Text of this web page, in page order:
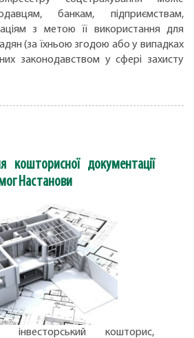
банкам, підприємствам,
з метою її використання для
(за їхньою згодою або у випадках
законодавством у сфері захисту
кошторисної документації
Настанови
інвесторський кошторис,